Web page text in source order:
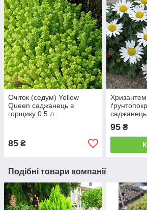
Очіток (седум) Yellow
Queen саджанець в
горщику 0.5 л
85 ₴
95₴
Подібні товари компанії